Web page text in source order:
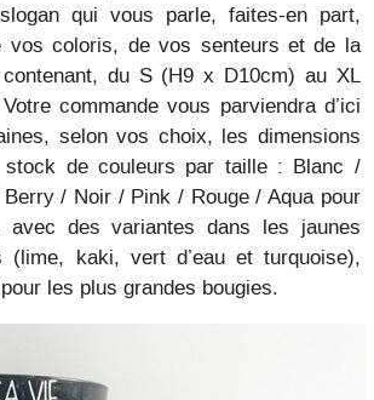
qui vous parle, faites-en part,
vos coloris, de vos senteurs et de la
du S (H9 x D10cm) au XL
commande vous parviendra d’ici
selon vos choix, les dimensions
stock de couleurs par taille : Blanc /
/ Noir / Pink / Rouge / Aqua pour
des variantes dans les jaunes
(lime, kaki, vert d’eau et turquoise),
les plus grandes bougies.